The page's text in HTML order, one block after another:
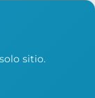
sitio.